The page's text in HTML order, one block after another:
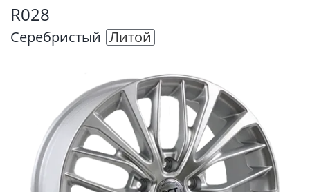
R028
Серебристый Литой